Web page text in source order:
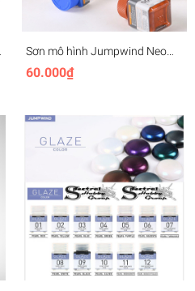
Sơn mô hình Jumpwind Neo
color Basic 001-042 lacquer
60.000₫